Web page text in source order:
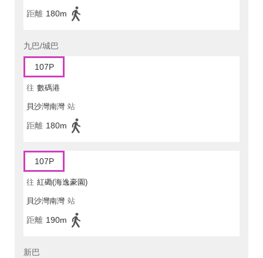
距離 180m
九巴/城巴
107P
往 數碼港
貝沙灣南灣 站
距離 180m
107P
往 紅磡(海逸豪園)
貝沙灣南灣 站
距離 190m
新巴